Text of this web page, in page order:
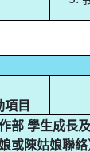
項目
部 學生成長
或陳姑娘聯絡